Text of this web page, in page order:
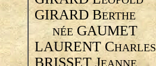
GIRARD BERTHE
NÉE GAUMET
LAURENT CHARLES
BRISSET JEANNE